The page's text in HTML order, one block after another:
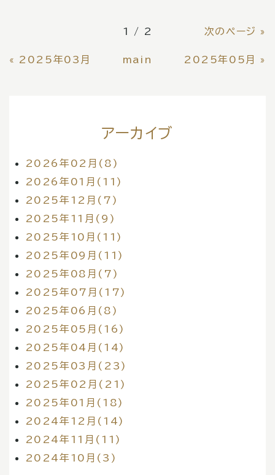
1 / 2 次のページ »
« 2025年03月 main 2025年05月 »
アーカイブ
2026年02月(8)
2026年01月(11)
2025年12月(7)
2025年11月(9)
2025年10月(11)
2025年09月(11)
2025年08月(7)
2025年07月(17)
2025年06月(8)
2025年05月(16)
2025年04月(14)
2025年03月(23)
2025年02月(21)
2025年01月(18)
2024年12月(14)
2024年11月(11)
2024年10月(3)